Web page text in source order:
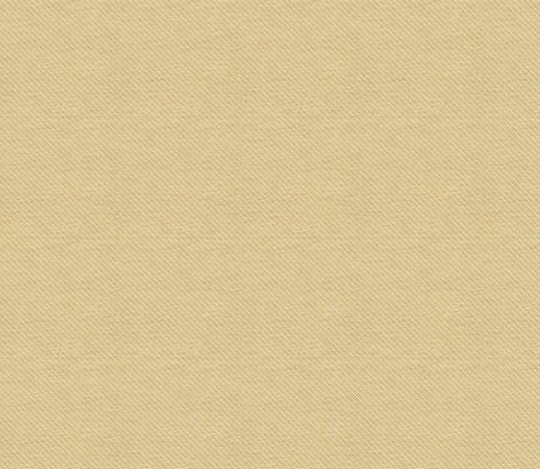
来自SuperAdrianMe.com的技术编辑Dennis在2017
年(鸡年)收集了来自新加坡的红包。看看他所有的独
家红包收集。
阅读更多